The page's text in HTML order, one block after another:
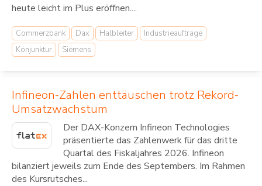
heute leicht im Plus eröffnen....
Commerzbank Dax Halbleiter
Industrieaufträge
Konjunktur
Siemens
Infineon-Zahlen enttäuschen trotz Rekord-
Umsatzwachstum
Der DAX-Konzern Infineon Technologies
präsentierte das Zahlenwerk für das dritte
Quartal des Fiskaljahres 2026. Infineon
bilanziert jeweils zum Ende des Septembers. Im Rahmen
des Kursrutsches...